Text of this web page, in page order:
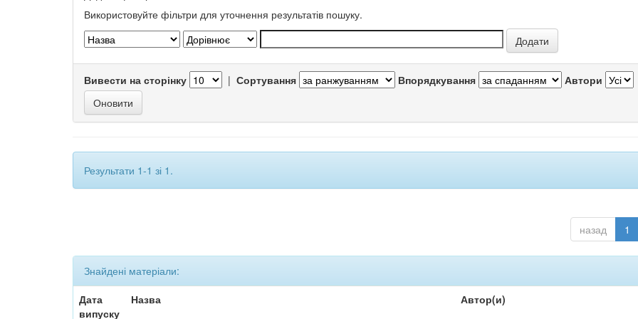
Використовуйте фільтри для уточнення результатів пошуку.
Вивести на сторінку | Сортування Впорядкування Автори
Результати 1-1 зі 1.
назад 1
Знайдені матеріали:
Дата
випуску
Назва Автор(и)